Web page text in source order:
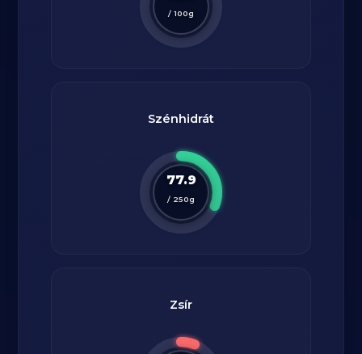
/ 100g
Szénhidrát
77.9
/ 250g
Zsír